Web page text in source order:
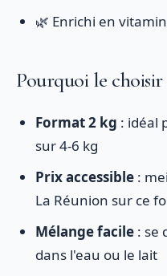
🌿 Enrichi en
Pourquoi le choisir
Format 2 kg : idéal
sur 4-6 kg
Prix accessible :
La Réunion sur ce
Mélange facile : se
dans l'eau ou le lait